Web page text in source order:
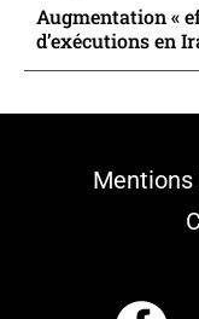
Augmentation «
d’exécutions en